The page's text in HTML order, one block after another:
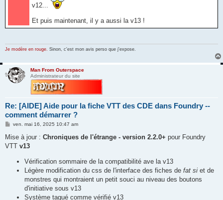
v12...
Et puis maintenant, il y a aussi la v13 !
Je modère en rouge. Sinon, c'est mon avis perso que j'expose.
Man From Outerspace
Administrateur du site
Re: [AIDE] Aide pour la fiche VTT des CDE dans Foundry --
comment démarrer ?
M
s
a
ven. mai 16, 2025 10:47 am
Mise à jour : Chroniques de l'étrange - version 2.2.0+ pour Foundry
VTT v13
Vérification sommaire de la compatibilité ave la v13
Légère modification du css de l'interface des fiches de fat si et de
monstres qui montraient un petit souci au niveau des boutons
d'initiative sous v13
Système tagué comme vérifié v13